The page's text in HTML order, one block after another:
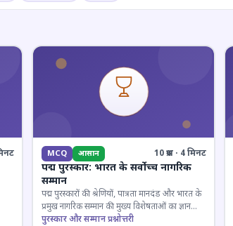
MCQ आसान 10 प्रश्न · 4 मिनट
पद्म पुरस्कार: भारत के सर्वोच्च नागरिक
सम्मान
पद्म पुरस्कारों की श्रेणियों, पात्रता मानदंड और भारत के
प्रमुख नागरिक सम्मान की मुख्य विशेषताओं का ज्ञान
परखें।
पुरस्कार और सम्मान प्रश्नोत्तरी